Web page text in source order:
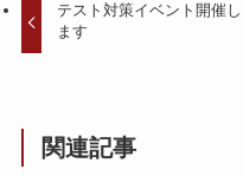
テスト対策イベント開催し
ます
関連記事